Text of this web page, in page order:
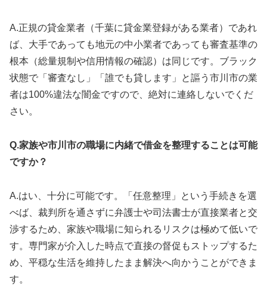
A.正規の貸金業者（千葉に貸金業登録がある業者）であれ
ば、大手であっても地元の中小業者であっても審査基準の
根本（総量規制や信用情報の確認）は同じです。ブラック
状態で「審査なし」「誰でも貸します」と謳う市川市の業
者は100%違法な闇金ですので、絶対に連絡しないでくだ
さい。
Q.家族や市川市の職場に内緒で借金を整理することは可能
ですか？
A.はい、十分に可能です。「任意整理」という手続きを選
べば、裁判所を通さずに弁護士や司法書士が直接業者と交
渉するため、家族や職場に知られるリスクは極めて低いで
す。専門家が介入した時点で直接の督促もストップするた
め、平穏な生活を維持したまま解決へ向かうことができま
す。